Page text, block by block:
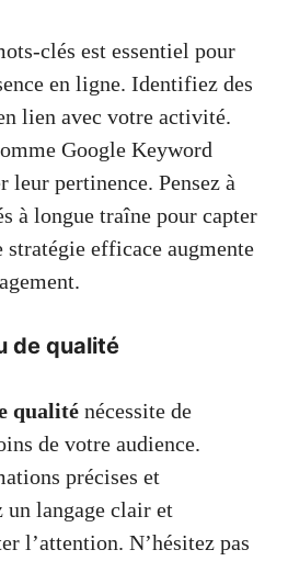
clés est essentiel pour
en ligne. Identifiez des
lien avec votre activité.
Google Keyword
leur pertinence. Pensez à
à longue traîne pour capter
efficace augmente
de qualité
qualité nécessite de
de votre audience.
précises et
langage clair et
l’attention. N’hésitez pas